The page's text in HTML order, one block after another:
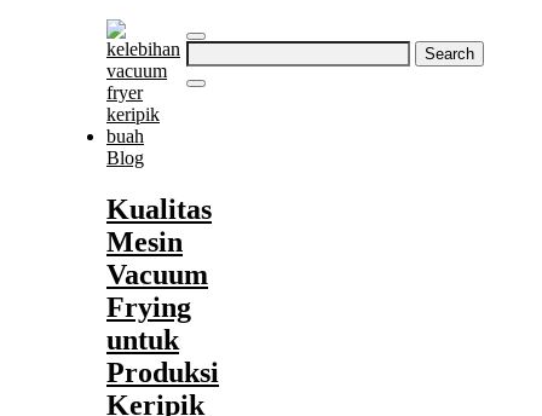
Search
for:
Blog
Kualitas
Mesin
Vacuum
Frying
untuk
Produksi
Keripik